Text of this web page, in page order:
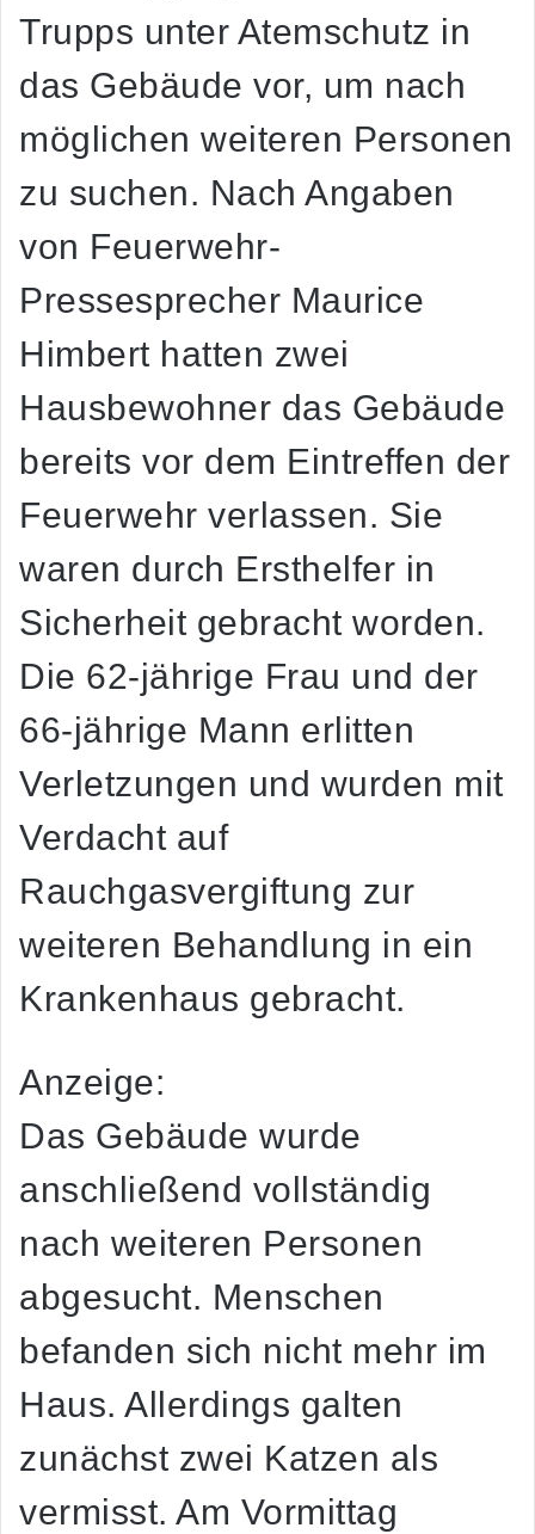
Trupps unter Atemschutz in
das Gebäude vor, um nach
möglichen weiteren Personen
zu suchen. Nach Angaben
von Feuerwehr-
Pressesprecher Maurice
Himbert hatten zwei
Hausbewohner das Gebäude
bereits vor dem Eintreffen der
Feuerwehr verlassen. Sie
waren durch Ersthelfer in
Sicherheit gebracht worden.
Die 62-jährige Frau und der
66-jährige Mann erlitten
Verletzungen und wurden mit
Verdacht auf
Rauchgasvergiftung zur
weiteren Behandlung in ein
Krankenhaus gebracht.
Anzeige:
Das Gebäude wurde
anschließend vollständig
nach weiteren Personen
abgesucht. Menschen
befanden sich nicht mehr im
Haus. Allerdings galten
zunächst zwei Katzen als
vermisst. Am Vormittag